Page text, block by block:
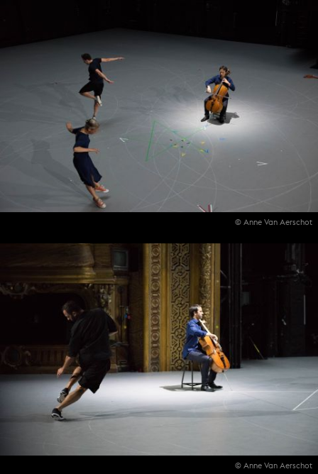
© Anne Van Aerschot
© Anne Van Aerschot